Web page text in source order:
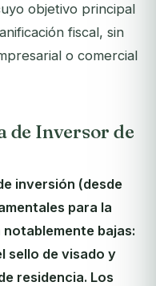
objetivo principal
fiscal, sin
o comercial
de Inversor de
inversión (desde
para la
bajas:
sello de visado y
residencia. Los